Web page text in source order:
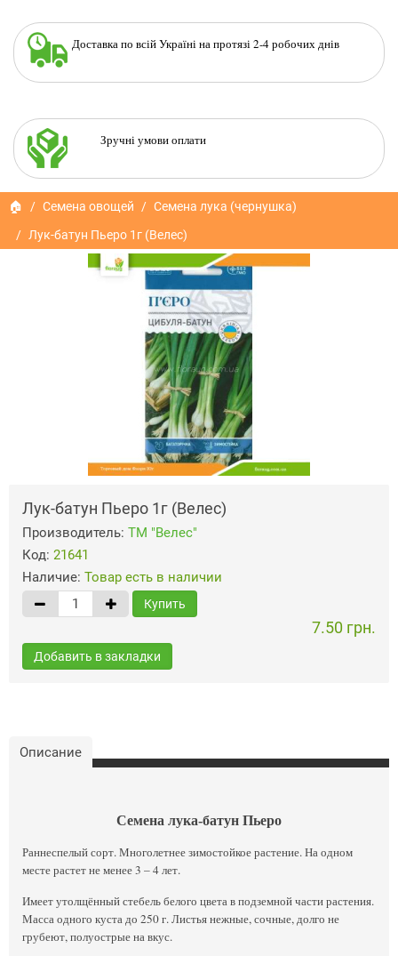
Доставка по всій Україні на протязі 2-4 робочих днів
Зручні умови оплати
🏠 Семена овощей
Семена лука (чернушка)
Лук-батун Пьеро 1г (Велес)
Лук-батун Пьеро 1г (Велес)
Производитель: ТМ "Велес"
Код: 21641
Наличие: Товар есть в наличии
Купить
7.50 грн.
Добавить в закладки
Описание
Семена лука-батун Пьеро
Раннеспелый сорт. Многолетнее зимостойкое растение. На одном
месте растет не менее 3 – 4 лет.
Имеет утолщённый стебель белого цвета в подземной части растения.
Масса одного куста до 250 г. Листья нежные, сочные, долго не
грубеют, полуострые на вкус.